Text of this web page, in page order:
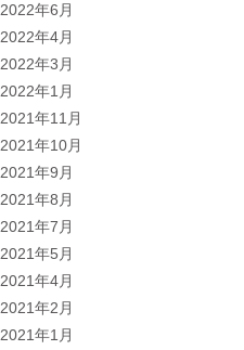
2022年6月
2022年4月
2022年3月
2022年1月
2021年11月
2021年10月
2021年9月
2021年8月
2021年7月
2021年5月
2021年4月
2021年2月
2021年1月